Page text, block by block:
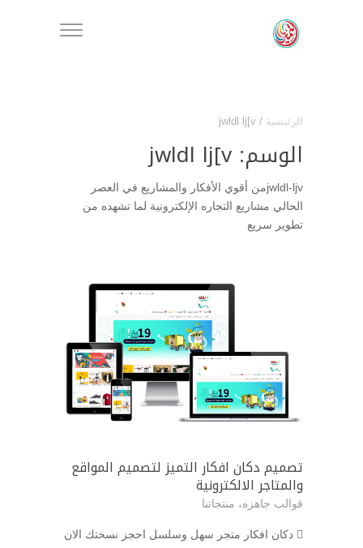
الرئيسية /
jwldl lj[v
الوسم: jwldl lj[v
jwldl-ljvمن أقوي الأفكار والمشاريع في العصر
الحالي مشاريع التجاره الإلكترونية لما تشهده من
تطوير سريع
تصميم دكان افكار التميز لتصميم المواقع
والمتاجر الالكترونية
قوالب جاهزه، منتجاتنا
 دكان افكار متجر سهل وسلسل احجز نسختك الان